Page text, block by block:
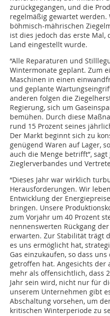
zurückgegangen, und die
regelmäßig gewartet
böhmisch-mährischen
ist dies jedoch das erste Mal,
Land eingestellt wurde.
“Alle Reparaturen und
Wintermonate geplant. Zum
Maschinen in einen
und geplante
anderen folgen die
Regierung, sich um
bemühen. Durch diese
rund 15 Prozent seines
Der Markt beginnt sich zu
genügend Waren auf Lager,
auch die Menge betrifft”, sagt
Zieglerverbandes und
“Dieses Jahr war wirklich
Herausforderungen. Wir
Entwicklung der
bringen. Unsere
zum Vorjahr um 40 Prozent
nennenswerten Rückgang
erwarten. Zur Stabilität trägt
es uns ermöglicht hat,
Gas einzukaufen, so dass
getroffen hat. Angesichts der
mehr als offensichtlich, dass
Jahr sein wird, nicht nur für
unserem Unternehmen gibt
Abschaltung vorsehen, um
kritischen Winterperiode zu